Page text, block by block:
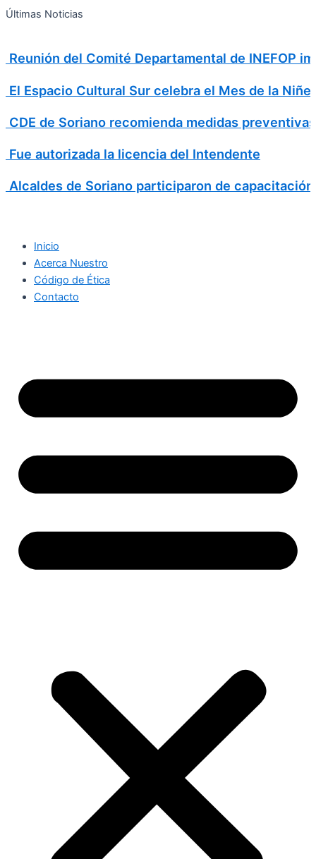
Ir
Últimas Noticias
Reunión del Comité Departamental de INEFOP
El Espacio Cultural Sur celebra el Mes de la
CDE de Soriano recomienda medidas
Fue autorizada la licencia del Intendente
Alcaldes de Soriano participaron de
Inicio
Acerca Nuestro
Código de Ética
Contacto
Search